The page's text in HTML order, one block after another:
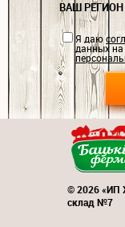
ВАШ РЕГИОН
Я даю
данных
© 2026 «ИП
склад №7